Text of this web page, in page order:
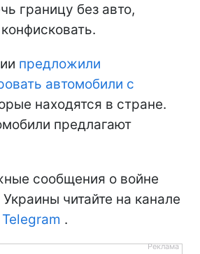
границу без авто,
предложили
автомобили с
находятся в стране.
предлагают
сообщения о войне
читайте на канале
.